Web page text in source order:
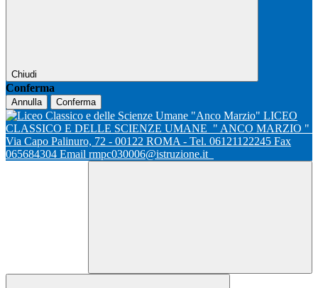
Chiudi
Conferma
Annulla Conferma
LICEO
CLASSICO E DELLE SCIENZE UMANE " ANCO MARZIO "
Via Capo Palinuro, 72 - 00122 ROMA - Tel. 06121122245 Fax
065684304 Email rmpc030006@istruzione.it